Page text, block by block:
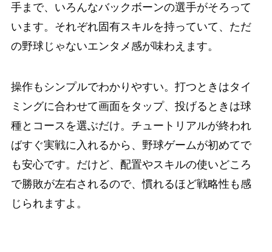
手まで、いろんなバックボーンの選手がそろって
います。それぞれ固有スキルを持っていて、ただ
の野球じゃないエンタメ感が味わえます。
操作もシンプルでわかりやすい。打つときはタイ
ミングに合わせて画面をタップ、投げるときは球
種とコースを選ぶだけ。チュートリアルが終われ
ばすぐ実戦に入れるから、野球ゲームが初めてで
も安心です。だけど、配置やスキルの使いどころ
で勝敗が左右されるので、慣れるほど戦略性も感
じられますよ。